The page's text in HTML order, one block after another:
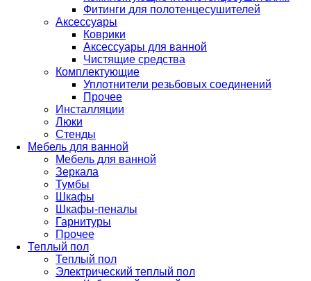
Фитинги для полотенцесушителей
Аксессуары
Коврики
Аксессуары для ванной
Чистящие средства
Комплектующие
Уплотнители резьбовых соединений
Прочее
Инсталляции
Люки
Стенды
Мебель для ванной
Мебель для ванной
Зеркала
Тумбы
Шкафы
Шкафы-пеналы
Гарнитуры
Прочее
Теплый пол
Теплый пол
Электрический теплый пол